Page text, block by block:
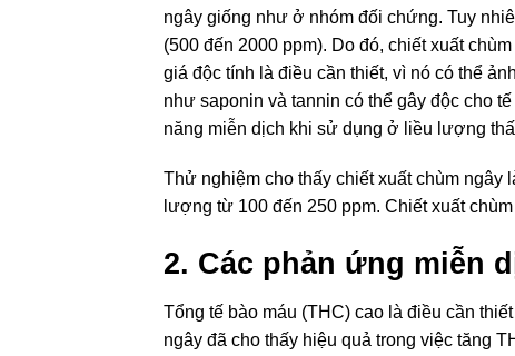
ngây giống như ở nhóm đối chứng. Tuy
(500 đến 2000 ppm). Do đó, chiết xuất
giá độc tính là điều cần thiết, vì nó có thể
như saponin và tannin có thể gây độc cho
năng miễn dịch khi sử dụng ở liều lượng
Thử nghiệm cho thấy chiết xuất chùm ngây
lượng từ 100 đến 250 ppm. Chiết xuất
2. Các phản ứng miễn
Tổng tế bào máu (THC) cao là điều cần
ngây đã cho thấy hiệu quả trong việc tăng